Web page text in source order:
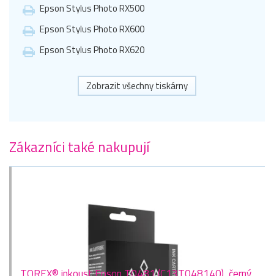
Epson Stylus Photo RX500
Epson Stylus Photo RX600
Epson Stylus Photo RX620
Zobrazit všechny tiskárny
Zákazníci také nakupují